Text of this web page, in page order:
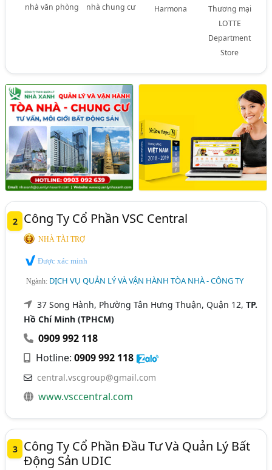
nhà văn phòng
nhà chung cư
Harmona
Thương mại
LOTTE
Department
Store
2 Công Ty Cổ Phần VSC Central
NHÀ TÀI TRỢ
Được xác minh
Ngành: DỊCH VỤ QUẢN LÝ VÀ VẬN HÀNH TÒA NHÀ - CÔNG TY
37 Song Hành, Phường Tân Hưng Thuận, Quận 12,TP.
Hồ Chí Minh (TPHCM)
0909 992 118
Hotline:0909 992 118
central.vscgroup@gmail.com
www.vsccentral.com
3
Công Ty Cổ Phần Đầu Tư Và Quản Lý Bất
Động Sản UDIC